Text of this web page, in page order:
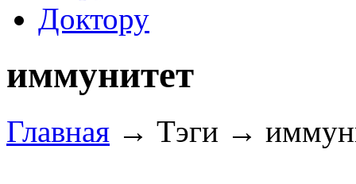
Доктору
иммунитет
Главная → Тэги →